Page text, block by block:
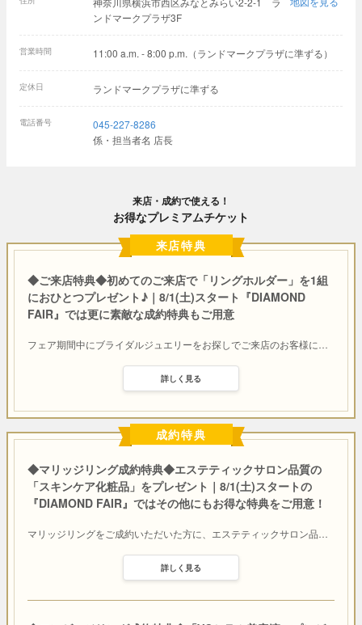
ンドマークプラザ3F
営業時間 11:00 a.m. - 8:00 p.m.（ランドマークプラザに準ずる）
定休日 ランドマークプラザに準ずる
電話番号
045-227-8286
係・担当者名 店長
来店・成約で使える！
お得なプレミアムチケット
来店特典
◆ご来店特典◆初めてのご来店で「リングホルダー」を1組
におひとつプレゼント♪｜8/1(土)スタート『DIAMOND
FAIR』では更に素敵な成約特典もご用意
フェア期間中にブライダルジュエリーをお探しでご来店のお客様に…
詳しく見る
成約特典
◆マリッジリング成約特典◆エステティックサロン品質の
「スキンケア化粧品」をプレゼント｜8/1(土)スタートの
『DIAMOND FAIR』ではその他にもお得な特典をご用意！
マリッジリングをご成約いただいた方に、エステティックサロン品…
詳しく見る